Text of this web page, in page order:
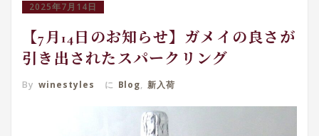
2025年7月14日
【7月14日のお知らせ】ガメイの良さが
引き出されたスパークリング
By winestyles に Blog, 新入荷